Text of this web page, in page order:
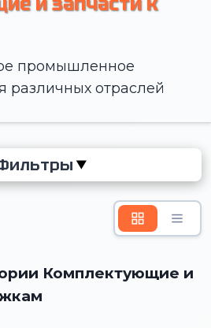
промышленное
различных отраслей
▼
Комплектующие и